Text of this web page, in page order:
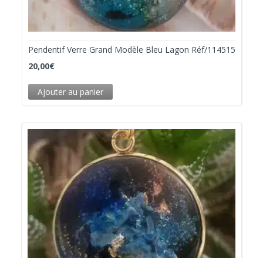
Pendentif Verre Grand Modèle Bleu Lagon Réf/114515
20,00€
Ajouter au panier